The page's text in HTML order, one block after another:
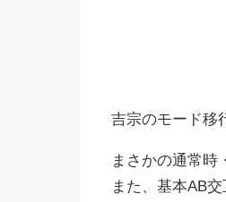
吉宗のモード移
まさかの通常時
また、基本AB